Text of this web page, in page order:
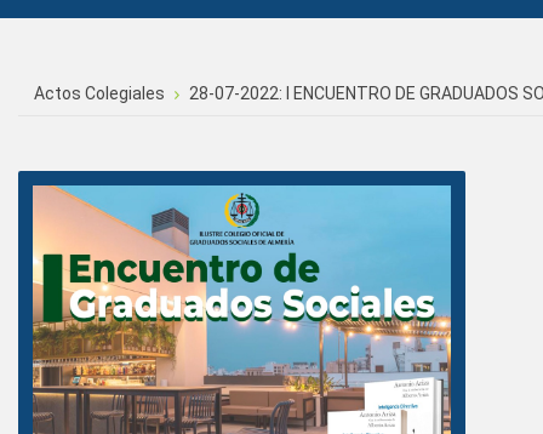
Actos Colegiales 28-07-2022: I ENCUENTRO DE GRADUADOS